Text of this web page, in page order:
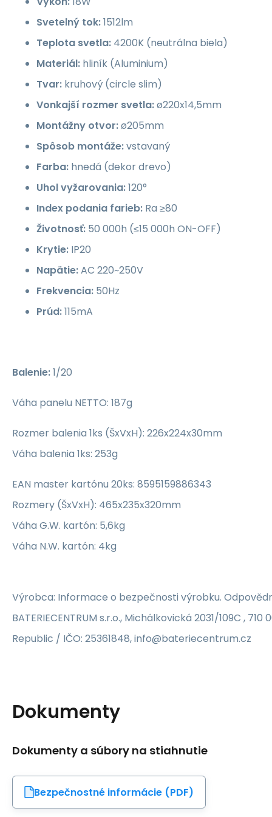
Svetelný tok:1512lm
Teplota svetla: 4200K (neutrálna biela)
Materiál: hliník (Aluminium)
Tvar: kruhový (circle slim)
Vonkajší rozmer svetla:ø220x14,5mm
Montážny otvor:ø205mm
Spôsob montáže:vstavaný
Farba: hnedá (dekor drevo)
Uhol vyžarovania:120°
Index podania farieb: Ra ≥80
Životnosť: 50 000h (≤15 000h ON-OFF)
Krytie: IP20
Napätie:AC 220~250V
Frekvencia: 50Hz
Prúd:115mA
Balenie:1/20
Váha panelu NETTO: 187g
Rozmer balenia 1ks (ŠxVxH): 226x224x30mm
Váha balenia 1ks: 253g
EAN master kartónu 20ks: 8595159886343
Rozmery (ŠxVxH): 465x235x320mm
Váha G.W. kartón: 5,6kg
Váha N.W. kartón: 4kg
Výrobca: Informace o bezpečnosti výrobku.
BATERIECENTRUM s.r.o., Michálkovická 2031/109C ,
Republic / IČO: 25361848, info@bateriecentrum.cz
Dokumenty
Dokumenty a súbory na stiahnutie
Bezpečnostné informácie (PDF)